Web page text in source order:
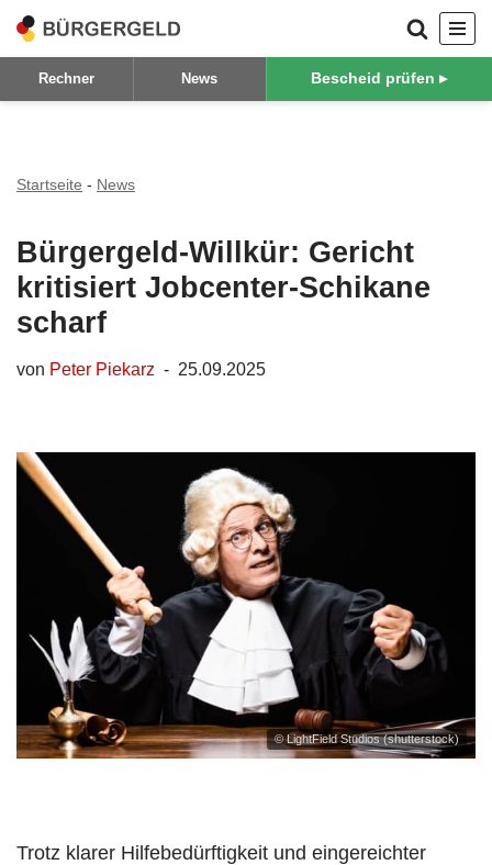
Zum
Inhalt
Rechner News Bescheid prüfen ▸
Startseite - News
Bürgergeld-Willkür: Gericht
kritisiert Jobcenter-Schikane
scharf
von Peter Piekarz 25.09.2025
© LightField Studios (shutterstock)
Trotz klarer Hilfebedürftigkeit und eingereichter